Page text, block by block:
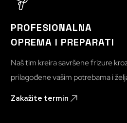
PROFESIONALNA
OPREMA I PREPARATI
Naš tim kreira savršene frizure
prilagođene vašim potrebama i
Zakažite termin